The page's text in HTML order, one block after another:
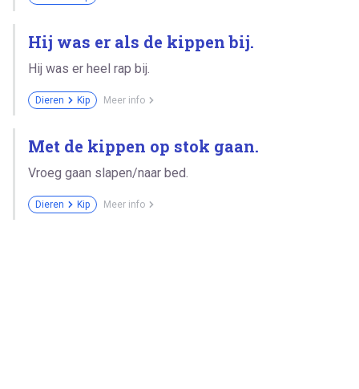
Hij was er als de kippen bij.
Hij was er heel rap bij.
Dieren Kip Meer info
Met de kippen op stok gaan.
Vroeg gaan slapen/naar bed.
Dieren Kip Meer info